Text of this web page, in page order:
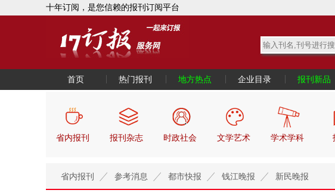
十年订阅，是您信赖的报刊订阅平台
首页 热门报刊 地方热点 企业目录 报刊新品
省内报刊 报刊杂志 时政社会 文学艺术 学术学科
省内报刊 参考消息 都市快报 钱江晚报 新民晚报